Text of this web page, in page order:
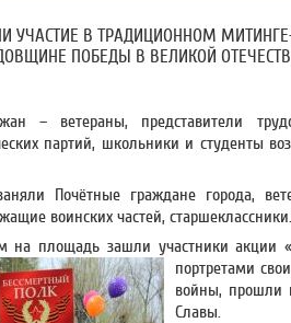
УЧАСТИЕ В ТРАДИЦИОННОМ
ПОБЕДЫ В ВЕЛИКОЙ
– ветераны, представители
партий, школьники и студенты
Почётные граждане города,
воинских частей, старшеклассники.
на площадь зашли участники акции
портретами
войны, прошли
Славы.